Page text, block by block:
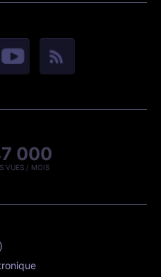
000
VUES / MOIS